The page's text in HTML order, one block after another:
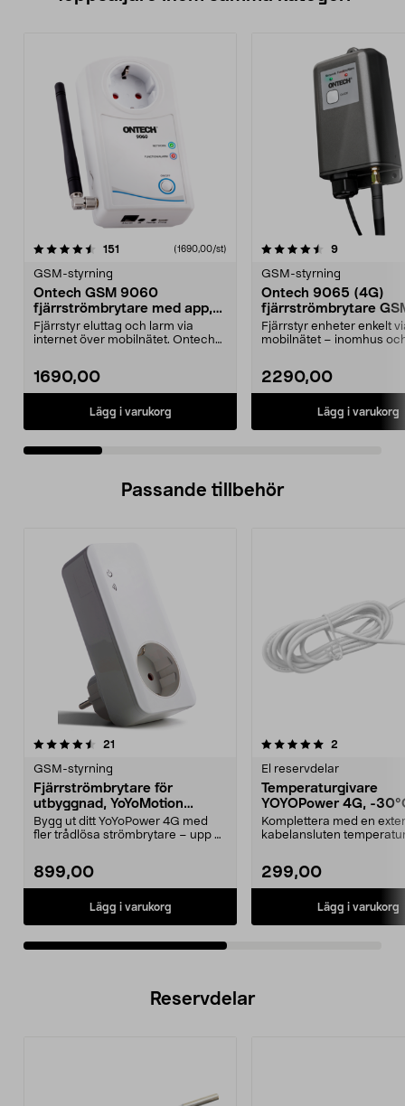
151 recensioner(1690,00/st)
GSM-styrning
Ontech GSM 9060
fjärrströmbrytare med app,
4G
Fjärrstyr eluttag och larm via
internet över mobilnätet. Ontech
1690,00
Lägg i varukorg
4.5 av 5 stjärnor 9recensioner
GSM-styrning
Ontech 9065 (4G)
fjärrströmbrytare
Fjärrstyr enheter enkelt
mobilnätet – inomhus
2290,00
Lägg i varukorg
4.5 av 5 stjärnor
Passande tillbehör
21
GSM-styrning
Fjärrströmbrytare för
utbyggnad, YoYoMotion
YoYoPower Extra
Bygg ut ditt YoYoPower 4G med
fler trådlösa strömbrytare – upp till
899,00
Lägg i varukorg
5.0av 5 stjärnor 2
El reservdelar
Temperaturgivare
YOYOPower 4G, -
+100°C, 2 meter
Komplettera med en
kabelansluten
299,00
Lägg i varukorg
0.0 av 5 stjärnor
Reservdelar